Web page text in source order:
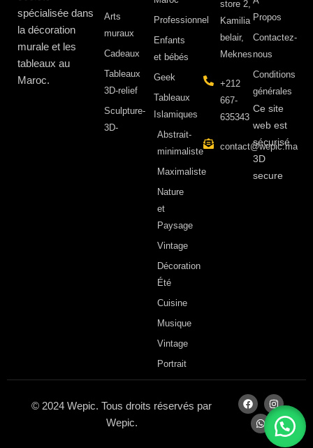
spécialisée dans
la décoration
murale et les
tableaux au
Maroc.
Arts
muraux
Cadeaux
Tableaux
3D-relief
Sculpture-
3D-
Professionnel
Enfants
et bébés
Geek
Tableaux
Islamiques
Abstrait-
minimaliste
Maximaliste
Nature
et
Paysage
Vintage
Décoration
Été
Cuisine
Musique
Vintage
Portrait
store 2,
Kamilia
belair,
Meknes
+212
667-
635343
contact@wepic.ma
Propos ​
Contactez-
nous
Conditions
générales
Ce site
web est
sécurisé
3D
secure
© 2024 Wepic. Tous droits réservés par
Wepic.